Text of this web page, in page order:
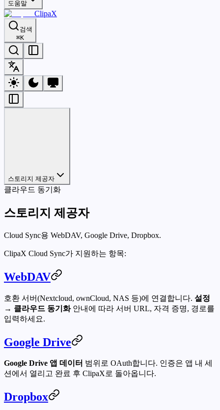
도움말
ClipaX
검색
⌘K
스토리지 제공자
클라우드 동기화
스토리지 제공자
Cloud Sync용 WebDAV, Google Drive, Dropbox.
ClipaX Cloud Sync가 지원하는 항목:
WebDAV
호환 서버(Nextcloud, ownCloud, NAS 등)에 연결합니다. 설정
→ 클라우드 동기화안내에 따라 서버 URL, 자격 증명, 경로를
입력하세요.
Google Drive
Google Drive 앱 데이터 범위로 OAuth합니다. 인증은 앱 내 세
션에서 열리고 완료 후 ClipaX로 돌아옵니다.
Dropbox